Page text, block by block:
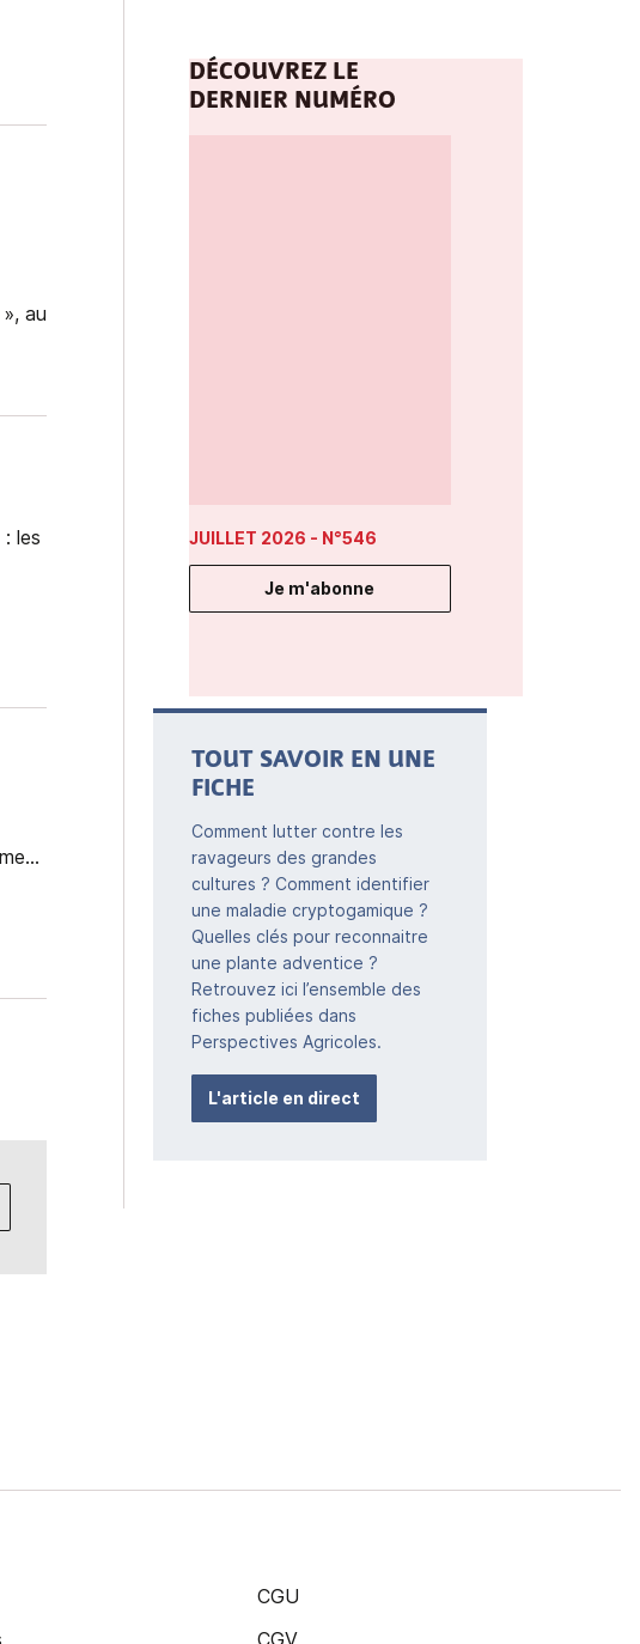
au
les
DÉCOUVREZ LE
DERNIER NUMÉRO
JUILLET 2026 - N°546
Je m'abonne
TOUT SAVOIR EN UNE
FICHE
Comment lutter contre les
ravageurs des grandes
cultures ? Comment identifier
une maladie cryptogamique ?
Quelles clés pour reconnaitre
une plante adventice ?
Retrouvez ici l’ensemble des
fiches publiées dans
Perspectives Agricoles.
L'article en direct
CGU